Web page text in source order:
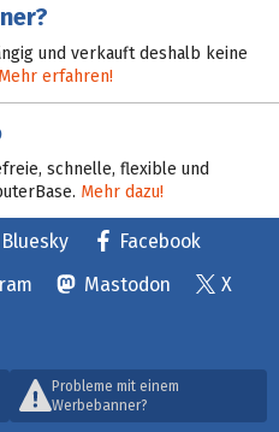
und verkauft deshalb keine
Mehr erfahren!
schnelle, flexible und
Mehr dazu!
Bluesky
Facebook
Mastodon
X
Probleme mit einem
Werbebanner?